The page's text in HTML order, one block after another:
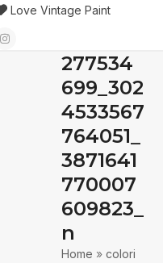
Love Vintage Paint
Instagram
277534
699_302
4533567
764051_
3871641
770007
609823_
n
Home »colori